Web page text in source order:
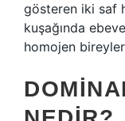
gösteren iki saf
kuşağında
homojen bireyler